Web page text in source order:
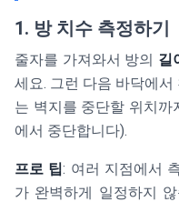
1. 방 치수 측정하기
줄자를 가져와서 방의 길
세요. 그런 다음 바닥에서
는 벽지를 중단할 위치
에서 중단합니다).
프로 팁: 여러 지점에서
가 완벽하게 일정하지